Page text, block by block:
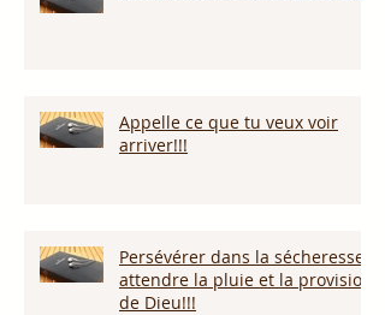
Appelle ce que tu veux voir
arriver!!!
Persévérer dans la sécheresse :
attendre la pluie et la provision
de Dieu!!!